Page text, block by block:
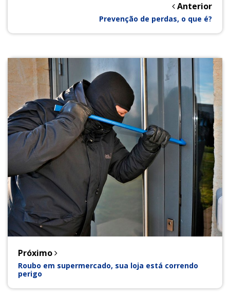
Anterior
Prevenção de perdas, o que é?
Próximo
Roubo em supermercado, sua loja está correndo
perigo